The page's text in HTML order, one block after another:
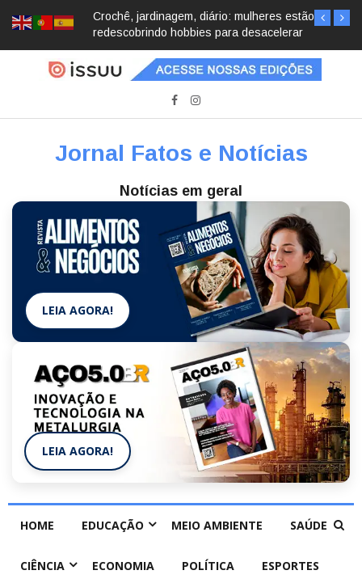
Crochê, jardinagem, diário: mulheres estão
redescobrindo hobbies para desacelerar
Jornal Fatos e Notícias
Notícias em geral
LEIA AGORA!
LEIA AGORA!
HOME EDUCAÇÃO MEIO AMBIENTE SAÚDE
CIÊNCIA ECONOMIA POLÍTICA ESPORTES